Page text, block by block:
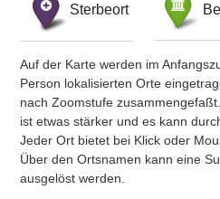
Sterbeort
Auf der Karte werden im
Person lokalisierten Orte
nach Zoomstufe
ist etwas stärker und es kann
Jeder Ort bietet bei Klick oder
Über den Ortsnamen kann eine
ausgelöst werden.